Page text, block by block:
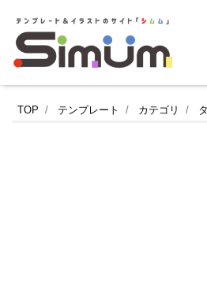
部
TOP テンプレート カテゴリ